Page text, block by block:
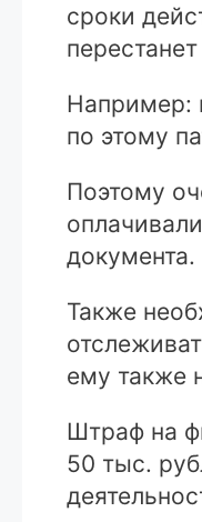
сроки
Например:
по этому
Поэтому
документа.
Также
ему также
Штраф на
50 тыс.